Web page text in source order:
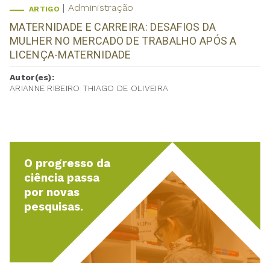
ARTIGO Administração
MATERNIDADE E CARREIRA: DESAFIOS DA
MULHER NO MERCADO DE TRABALHO APÓS A
LICENÇA-MATERNIDADE
Autor(es):
ARIANNE RIBEIRO THIAGO DE OLIVEIRA
O progresso da
ciência passa
por novas
pesquisas.